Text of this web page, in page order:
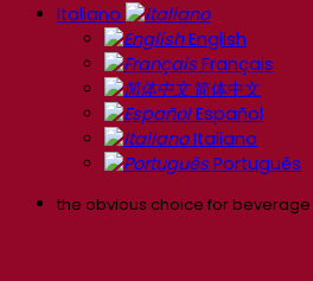
Italiano
English
Français
简体中文
Español
Italiano
Português
the obvious choice for beverage